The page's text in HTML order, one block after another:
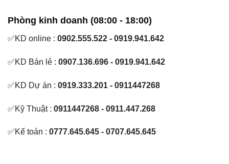
Phòng kinh doanh (08:00 - 18:00)
✅KD online : 0902.555.522 - 0919.941.642
✅KD Bán lẻ : 0907.136.696 - 0919.941.642
✅KD Dự án : 0919.333.201 - 0911447268
✅Kỹ Thuật : 0911447268 - 0911.447.268
✅Kế toán : 0777.645.645 - 0707.645.645